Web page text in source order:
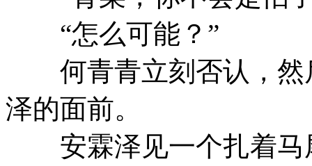
“怎么可能？”
何青青立刻否认，然
泽的面前。
安霖泽见一个扎着马